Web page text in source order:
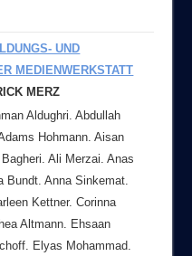
UND
MEDIENWERKSTATT
MERZ
Aldughri. Abdullah
Hohmann. Aisan
Ali Merzai. Anas
Bundt. Anna Sinkemat.
Kettner. Corinna
Altmann. Ehsaan
Elyas Mohammad.